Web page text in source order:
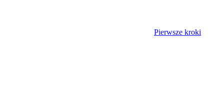
Pierwsze kroki